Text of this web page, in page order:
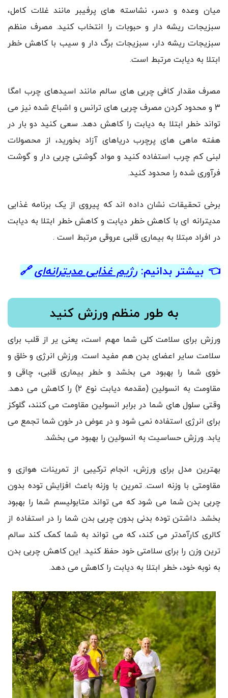
میان وعده و دسر، نشاسته های پرفیبر مانند غلات کامل،
سبزیجات ریشه دار و حبوبات را انتخاب کنید. مصرف منظم
سبزیجات ریشه دار، سبزیجات برگ دار و سیب با کاهش خطر
ابتلا به دیابت مرتبط است.
مصرف مقدار کافی چربی های سالم مانند اسیدهای چرب امگا
۳ و محدود کردن مصرف چربی های ترانس و اشباع شده نیز می
تواند خطر ابتلا به دیابت را کاهش دهد. سعی کنید دو بار در
هفته ماهی های پرچرب دریاهای آزاد بخورید، از محصولات
لبنی کم چرب استفاده کنید و مواد گوشتی چربی دار و گوشت
فرآوری شده را محدود کنید.
برخی تحقیقات نشان داده اند که پیروی از یک برنامه غذایی
مدیترانه ای با کاهش خطر دیابت و کاهش خطر ابتلا به دیابت
در افراد مبتلا به بیماری قلبی عروقی مرتبط است .
👈 بیشتر بدانیم: رژیم غذایی مدیترانه‌ای🔗
به طور منظم ورزش کنید
ورزش برای سلامت کلی شما مهم است، یعنی یر از قلب برای
سلامت سایر اعضای بدن هم مفید است. ورزش انرژی و خلق و
خوی شما را بهبود می بخشد و خطر بیماری قلبی، چاقی و
مقاومت به انسولین (مقدمه دیابت نوع ۲) را کاهش می دهد.
وقتی سلول های شما در برابر انسولین مقاومت می کنند، گلوکز
برای انرژی استفاده نمی شود و در عوض در خون شما تجمع می
یابد. ورزش حساسیت به انسولین را بهبود می بخشد.
بهترین مدل برای ورزش، انجام ترکیبی از تمرینات هوازی و
مقاومتی با وزنه است. تمرین با وزنه باعث افزایش توده بدون
چربی بدن شما می شود که می تواند متابولیسم شما را بهبود
بخشد. داشتن توده بدنی بدون چربی بدن شما را در استفاده از
کالری کارآمدتر می کند، که می تواند به شما کمک کند سالم
ترین وزن را برای سلامتی خود حفظ کنید. این کاهش چربی بدن
به نوبه خود، خطر ابتلا به دیابت را کاهش می دهد.